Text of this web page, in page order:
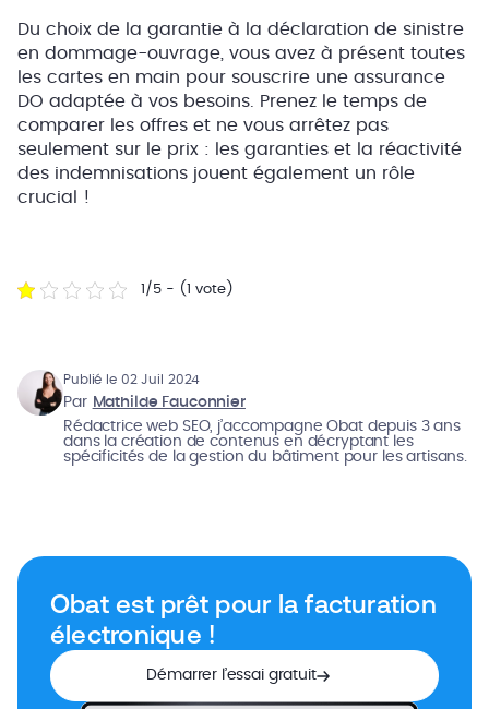
Du choix de la garantie à la déclaration de sinistre
en dommage-ouvrage, vous avez à présent toutes
les cartes en main pour souscrire une assurance
DO adaptée à vos besoins. Prenez le temps de
comparer les offres et ne vous arrêtez pas
seulement sur le prix : les garanties et la réactivité
des indemnisations jouent également un rôle
crucial !
1/5 - (1 vote)
Publié le 02 Juil 2024
Par Mathilde Fauconnier
Rédactrice web SEO, j’accompagne Obat depuis 3 ans
dans la création de contenus en décryptant les
spécificités de la gestion du bâtiment pour les artisans.
Obat est prêt pour la facturation
électronique !
Démarrer l’essai gratuit